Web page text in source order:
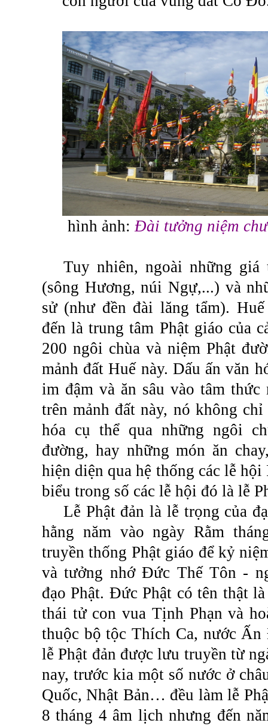
hình ảnh:Đài tưởng niệm
Tuy nhiên, ngoài những
(sông Hương, núi Ngự,...) và
sử (như đền đài lăng tẩm).
đến là trung tâm Phật giáo của
200 ngôi chùa và niệm Phật
mảnh đất Huế này. Dấu ấn văn
im đậm và ăn sâu vào tâm
trên mảnh đất này, nó không
hóa cụ thể qua những ngôi
đường, hay những món ăn
hiện diện qua hệ thống các lễ hội
biểu trong số các lễ hội đó là lễ
Lễ Phật đản là lễ trọng của
hằng năm vào ngày Rằm
truyền thống Phật giáo để kỷ
và tưởng nhớ Đức Thế Tôn -
đạo Phật. Đức Phật có tên thật
thái tử con vua Tịnh Phạn và
thuộc bộ tộc Thích Ca, nước
lễ Phật đản được lưu truyền từ
nay, trước kia một số nước ở
Quốc, Nhật Bản… đều làm lễ
8 tháng 4 âm lịch nhưng đến